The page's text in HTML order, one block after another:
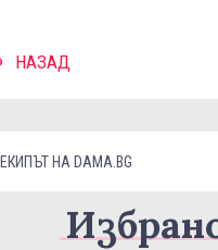
НАЗАД
ЕКИПЪТ НА DAMA.BG